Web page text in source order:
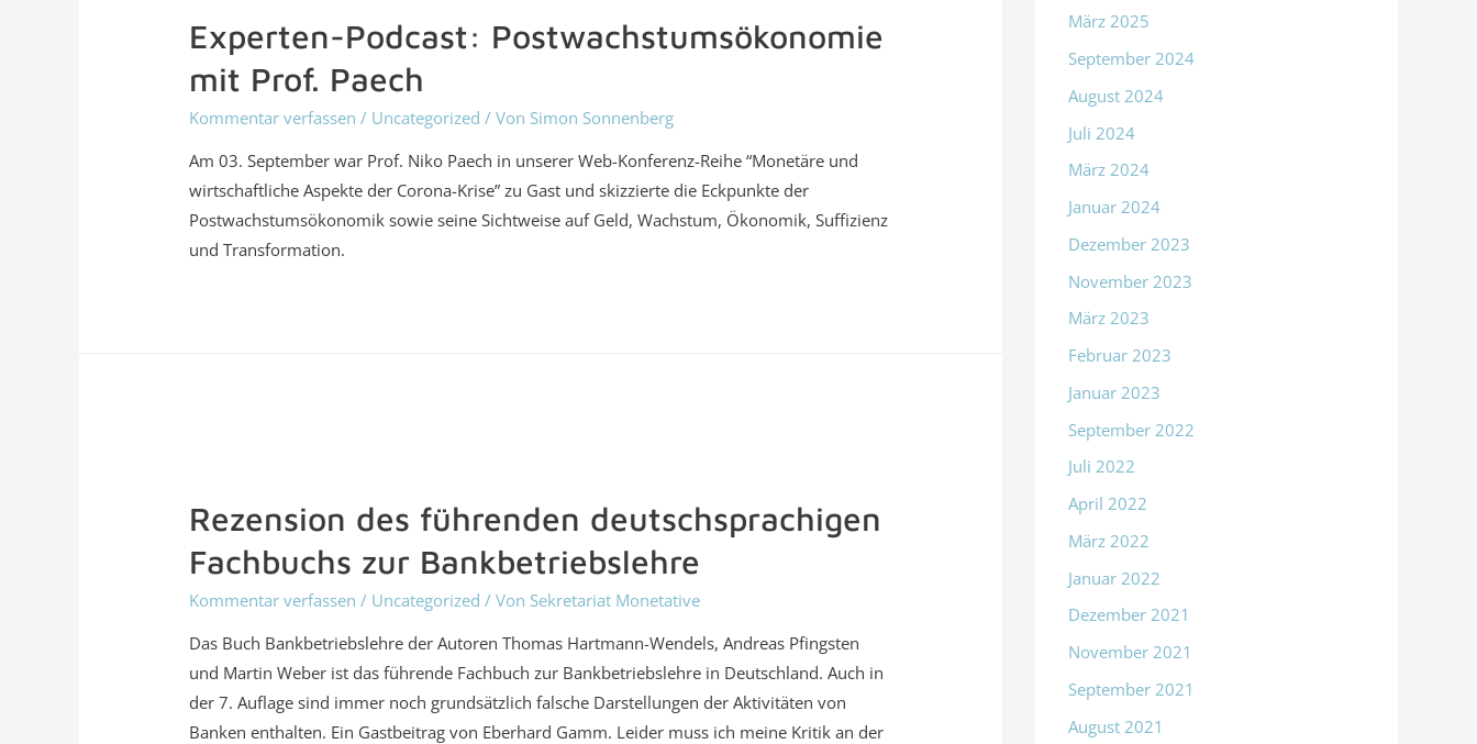
Experten-Podcast: Postwachstumsökonomie
mit Prof. Paech
Kommentar verfassen / Uncategorized / Von Simon Sonnenberg
Am 03. September war Prof. Niko Paech in unserer Web-Konferenz-Reihe “Monetäre und
wirtschaftliche Aspekte der Corona-Krise” zu Gast und skizzierte die Eckpunkte der
Postwachstumsökonomik sowie seine Sichtweise auf Geld, Wachstum, Ökonomik, Suffizienz
und Transformation.
Rezension des führenden deutschsprachigen
Fachbuchs zur Bankbetriebslehre
Kommentar verfassen / Uncategorized / Von Sekretariat Monetative
Das Buch Bankbetriebslehre der Autoren Thomas Hartmann-Wendels, Andreas Pfingsten
und Martin Weber ist das führende Fachbuch zur Bankbetriebslehre in Deutschland. Auch in
der 7. Auflage sind immer noch grundsätzlich falsche Darstellungen der Aktivitäten von
Banken enthalten. Ein Gastbeitrag von Eberhard Gamm. Leider muss ich meine Kritik an der
März 2025
September 2024
August 2024
Juli 2024
März 2024
Januar 2024
Dezember 2023
November 2023
März 2023
Februar 2023
Januar 2023
September 2022
Juli 2022
April 2022
März 2022
Januar 2022
Dezember 2021
November 2021
September 2021
August 2021